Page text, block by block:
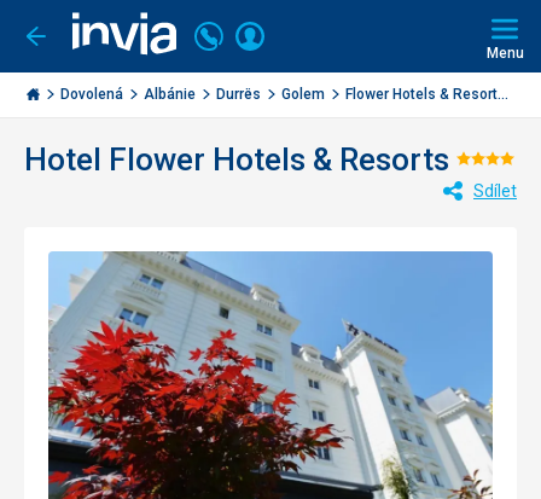
Jít
zpět
Invia.cz
Volejte
226
000
284
Přihlásit
Menu
Dovolená Albánie Durrës Golem Flower Hotels & Resort...
Hotel Flower Hotels & Resorts
4/5
Sdílet